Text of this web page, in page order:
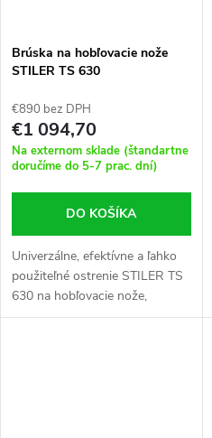
Brúska na hobľovacie nože
STILER TS 630
€890 bez DPH
€1 094,70
Na externom sklade (štandartne
doručíme do 5-7 prac. dní)
DO KOŠÍKA
Univerzálne, efektívne a ľahko
použiteľné ostrenie STILER TS
630 na hobľovacie nože,
vŕtačky atď. Profesionálne